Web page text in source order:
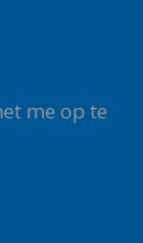
me op te